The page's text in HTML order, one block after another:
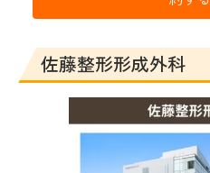
佐藤整形形成外科